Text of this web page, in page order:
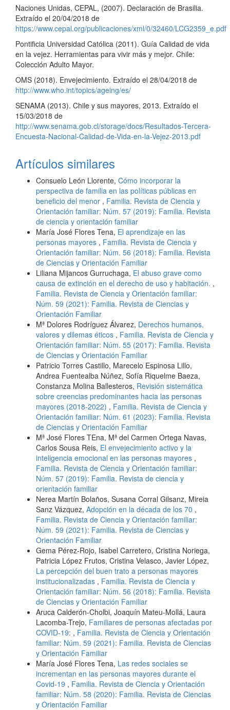
Naciones Unidas, CEPAL, (2007). Declaración de Brasilia.
Extraído el 20/04/2018 de
https://www.cepal.org/publicaciones/xml/0/32460/LCG2359_e.pdf
Pontificia Universidad Católica (2011). Guía Calidad de vida
en la vejez. Herramientas para vivir más y mejor. Chile:
Colección Adulto Mayor.
OMS (2018). Envejecimiento. Extraído el 28/04/2018 de
http://www.who.int/topics/ageing/es/
SENAMA (2013). Chile y sus mayores, 2013. Extraído el
15/03/2018 de
http://www.senama.gob.cl/storage/docs/Resultados-Tercera-
Encuesta-Nacional-Calidad-de-Vida-en-la-Vejez-2013.pdf
Artículos similares
Consuelo León Llorente, Cómo incorporar la
perspectiva de familia en las políticas públicas en
beneficio del menor , Familia. Revista de Ciencia y
Orientación familiar: Núm. 57 (2019): Familia. Revista
de ciencia y orientación familiar
María José Flores Tena, El aprendizaje en las
personas mayores , Familia. Revista de Ciencia y
Orientación familiar: Núm. 56 (2018): Familia. Revista
de Ciencias y Orientación Familiar
Liliana Mijancos Gurruchaga, El abuso grave como
causa de extinción en el derecho de uso y habitación. ,
Familia. Revista de Ciencia y Orientación familiar:
Núm. 59 (2021): Familia. Revista de Ciencias y
Orientación Familiar
Mª Dolores Rodríguez Álvarez, Derechos humanos,
valores y dilemas éticos , Familia. Revista de Ciencia y
Orientación familiar: Núm. 55 (2017): Familia. Revista
de Ciencias y Orientación Familiar
Patricio Torres Castillo, Marecelo Espinosa Lillo,
Andrea Fuentealba Núñez, Sofía Riquelme Baeza,
Constanza Molina Ballesteros, Revisión sistemática
sobre creencias predominantes hacia las personas
mayores (2018-2022) , Familia. Revista de Ciencia y
Orientación familiar: Núm. 61 (2023): Familia. Revista
de Ciencias y Orientación Familiar
Mª José Flores TEna, Mª del Carmen Ortega Navas,
Carlos Sousa Reis, El envejecimiento activo y la
inteligencia emocional en las personas mayores ,
Familia. Revista de Ciencia y Orientación familiar:
Núm. 57 (2019): Familia. Revista de ciencia y
orientación familiar
Nerea Martín Bolaños, Susana Corral Gilsanz, Mireia
Sanz Vázquez, Adopción en la década de los 70 ,
Familia. Revista de Ciencia y Orientación familiar:
Núm. 59 (2021): Familia. Revista de Ciencias y
Orientación Familiar
Gema Pérez-Rojo, Isabel Carretero, Cristina Noriega,
Patricia López Frutos, Cristina Velasco, Javier López,
La percepción del buen trato a personas mayores
institucionalizadas , Familia. Revista de Ciencia y
Orientación familiar: Núm. 56 (2018): Familia. Revista
de Ciencias y Orientación Familiar
Aruca Calderón-Cholbi, Joaquín Mateu-Mollá, Laura
Lacomba-Trejo, Familiares de personas afectadas por
COVID-19: , Familia. Revista de Ciencia y Orientación
familiar: Núm. 59 (2021): Familia. Revista de Ciencias
y Orientación Familiar
María José Flores Tena, Las redes sociales se
incrementan en las personas mayores durante el
Covid-19 , Familia. Revista de Ciencia y Orientación
familiar: Núm. 58 (2020): Familia. Revista de Ciencias
y Orientación Familiar